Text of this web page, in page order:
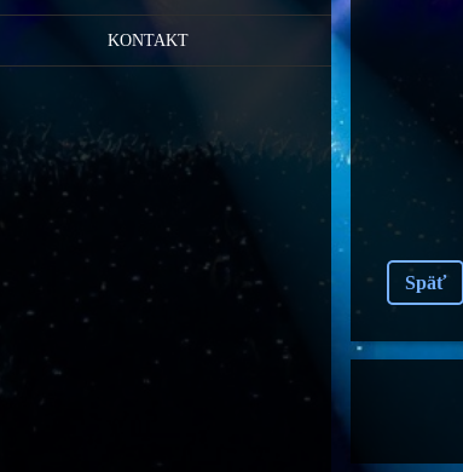
KONTAKT
Späť